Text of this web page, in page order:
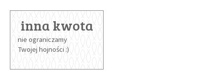
inna kwota
nie ograniczamy
Twojej hojności :)